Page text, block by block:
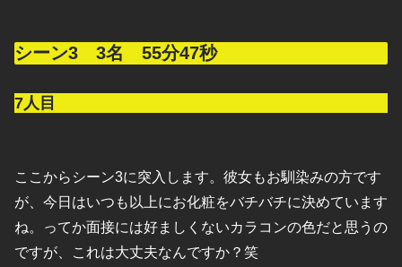
シーン3 3名 55分47秒
7人目
ここからシーン3に突入します。彼女もお馴染みの方です
が、今日はいつも以上にお化粧をバチバチに決めています
ね。ってか面接には好ましくないカラコンの色だと思うの
ですが、これは大丈夫なんですか？笑